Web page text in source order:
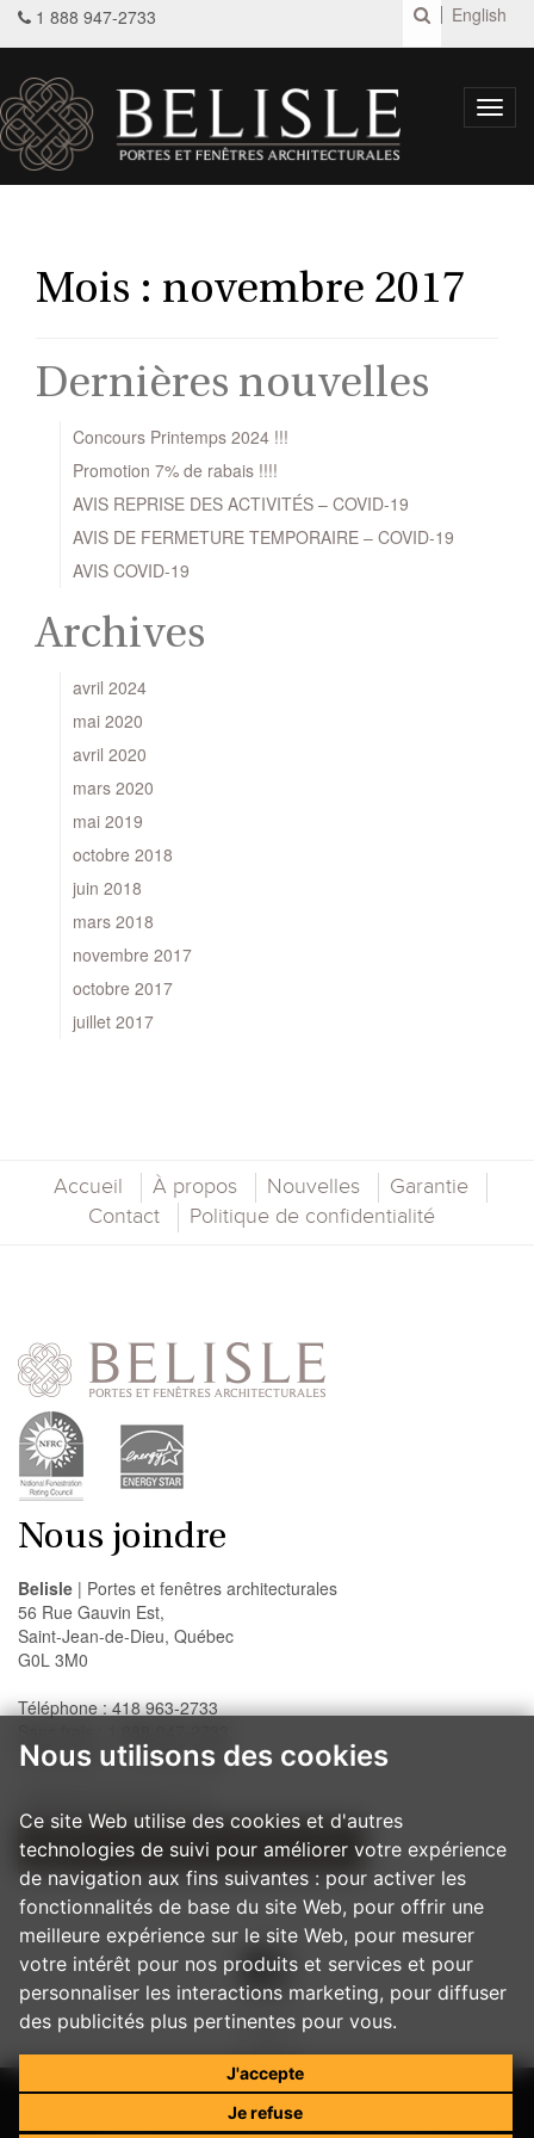
Nous utilisons des cookies
Ce site Web utilise des cookies et d'autres
technologies de suivi pour améliorer votre expérience
de navigation aux fins suivantes : pour activer les
fonctionnalités de base du site Web, pour offrir une
meilleure expérience sur le site Web, pour mesurer
votre intérêt pour nos produits et services et pour
personnaliser les interactions marketing, pour diffuser
des publicités plus pertinentes pour vous.
J'accepte
Je refuse
1 888 947-2733 English
Mois : novembre 2017
Dernières nouvelles
Concours Printemps 2024 !!!
Promotion 7% de rabais !!!!
AVIS REPRISE DES ACTIVITÉS – COVID-19
AVIS DE FERMETURE TEMPORAIRE – COVID-19
AVIS COVID-19
Archives
avril 2024
mai 2020
avril 2020
mars 2020
mai 2019
octobre 2018
juin 2018
mars 2018
novembre 2017
octobre 2017
juillet 2017
Accueil À propos Nouvelles
Garantie
Contact
Politique de confidentialité
Nous joindre
Belisle | Portes et fenêtres architecturales
56 Rue Gauvin Est,
Saint-Jean-de-Dieu, Québec
G0L 3M0
Téléphone : 418 963-2733
Télécopieur : 418 963-2200
NOS PROCÉDURES D'INSTALLATION
Belisle - Portes et fenêtres architecturales